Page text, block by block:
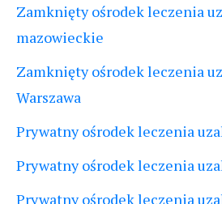
Zamknięty ośrodek leczenia
mazowieckie
Zamknięty ośrodek leczenia
Warszawa
Prywatny ośrodek leczenia
Prywatny ośrodek leczenia
Prywatny ośrodek leczenia